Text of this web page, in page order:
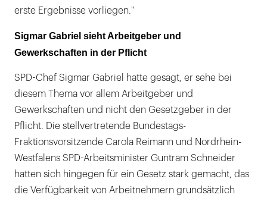
erste Ergebnisse vorliegen."
Sigmar Gabriel sieht Arbeitgeber und
Gewerkschaften in der Pflicht
SPD-Chef Sigmar Gabriel hatte gesagt, er sehe bei
diesem Thema vor allem Arbeitgeber und
Gewerkschaften und nicht den Gesetzgeber in der
Pflicht. Die stellvertretende Bundestags-
Fraktionsvorsitzende Carola Reimann und Nordrhein-
Westfalens SPD-Arbeitsminister Guntram Schneider
hatten sich hingegen für ein Gesetz stark gemacht, das
die Verfügbarkeit von Arbeitnehmern grundsätzlich